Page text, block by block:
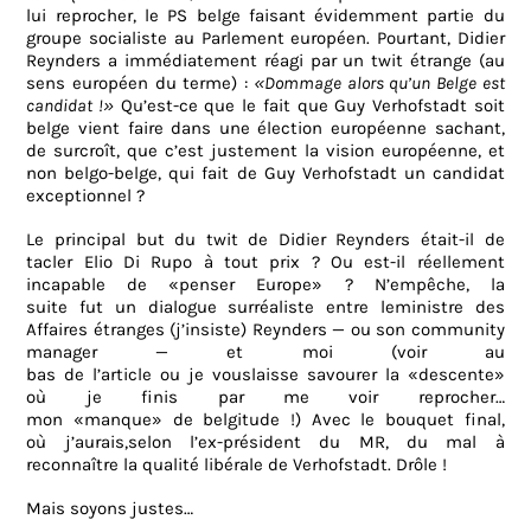
lui reprocher, le PS belge faisant évidemment partie du
groupe socialiste au Parlement européen. Pourtant, Didier
Reynders a immédiatement réagi par un twit étrange (au
sens européen du terme) : «Dommage alors qu’un Belge est
candidat !» Qu’est-ce que le fait que Guy Verhofstadt soit
belge vient faire dans une élection européenne sachant,
de surcroît, que c’est justement la vision européenne, et
non belgo-belge, qui fait de Guy Verhofstadt un candidat
exceptionnel ?
Le principal but du twit de Didier Reynders était-il de
tacler Elio Di Rupo à tout prix ? Ou est-il réellement
incapable de «penser Europe» ? N’empêche, la
suitefut un dialogue surréalisteentre leministre des
Affaires étranges (j’insiste) Reynders — ou son community
manager — et moi (voir au
bas de l’article ou je vouslaisse savourerla «descente»
où je finis par mevoir
reprocher…
mon «manque» de belgitude !) Avec le bouquet final,
où j’aurais,selon l’ex-président du MR, du mal à
reconnaître la qualité libérale de Verhofstadt. Drôle !
Mais soyons justes…